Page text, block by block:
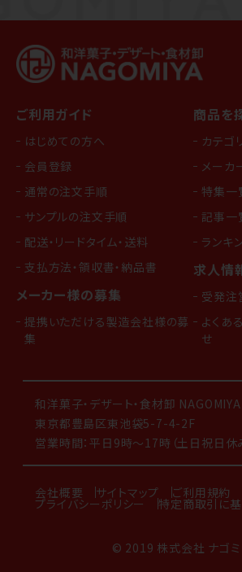
ご利用ガイド
はじめての方へ
会員登録
通常の注文手順
サンプルの注文手順
配送・リードタイム・送料
支払方法・領収書・納品書
メーカー様の募集
提携いただける製造会社様の募
集
商品を
カテゴ
メーカ
特集一
記事一
ランキ
求人情
受発注
よくあ
せ
和洋菓子・デザート・食材卸 NAGOMIYA
東京都豊島区東池袋5-7-4-2F
営業時間：平日9時～17時（土日祝日休
会社概要 サイトマップ ご利用規約
プライバシーポリシー 特定商取引に
© 2019 株式会社 ナゴ